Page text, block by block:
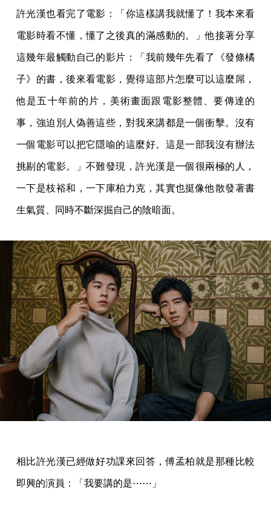
許光漢也看完了電影：「你這樣講我就懂了！我本來看
電影時看不懂，懂了之後真的滿感動的。」他接著分享
這幾年最觸動自己的影片：「我前幾年先看了《發條橘
子》的書，後來看電影，覺得這部片怎麼可以這麼屌，
他是五十年前的片，美術畫面跟電影整體、要傳達的
事，強迫別人偽善這些，對我來講都是一個衝擊。沒有
一個電影可以把它隱喻的這麼好。這是一部我沒有辦法
挑剔的電影。」不難發現，許光漢是一個很兩極的人，
一下是枝裕和，一下庫柏力克，其實也挺像他散發著書
生氣質、同時不斷深掘自己的陰暗面。
相比許光漢已經做好功課來回答，傅孟柏就是那種比較
即興的演員：「我要講的是⋯⋯」